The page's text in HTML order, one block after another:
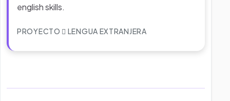
english skills.
PROYECTO LENGUA EXTRANJERA